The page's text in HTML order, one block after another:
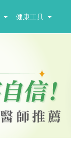
健康工具